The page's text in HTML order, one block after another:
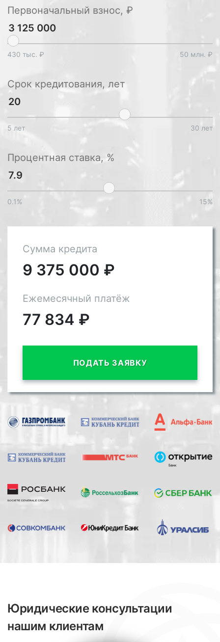
Первоначальный взнос, ₽
430 тыс. ₽ 50 млн. ₽
Срок кредитования, лет
5 лет 30 лет
Процентная ставка, %
0.1% 15%
Сумма кредита
9 375 000 ₽
Ежемесячный платёж
77 834 ₽
ПОДАТЬ ЗАЯВКУ
Юридические консультации
нашим клиентам